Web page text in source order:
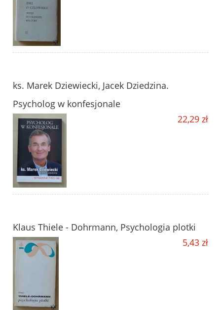
ks. Marek Dziewiecki, Jacek Dziedzina.
Psycholog w konfesjonale
22,29 zł
Klaus Thiele - Dohrmann, Psychologia plotki
5,43 zł